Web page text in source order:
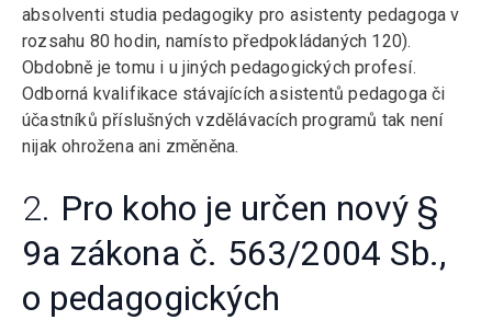
absolventi studia pedagogiky pro asistenty pedagoga v
rozsahu 80 hodin, namísto předpokládaných 120).
Obdobně je tomu i u jiných pedagogických profesí.
Odborná kvalifikace stávajících asistentů pedagoga či
účastníků příslušných vzdělávacích programů tak není
nijak ohrožena ani změněna.
2. Pro koho je určen nový §
9a zákona č. 563/2004 Sb.,
o pedagogických